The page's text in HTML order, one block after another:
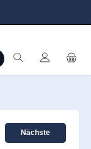
Werkzeugleiste anzeigen
Nächste